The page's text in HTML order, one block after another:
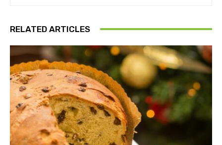
RELATED ARTICLES